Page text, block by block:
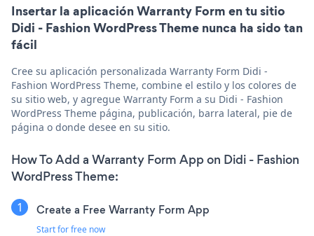
Insertar la aplicación Warranty Form en tu sitio
Didi - Fashion WordPress Theme nunca ha sido tan
fácil
Cree su aplicación personalizada Warranty Form Didi -
Fashion WordPress Theme, combine el estilo y los colores de
su sitio web, y agregue Warranty Form a su Didi - Fashion
WordPress Theme página, publicación, barra lateral, pie de
página o donde desee en su sitio.
How To Add a Warranty Form App on Didi - Fashion
WordPress Theme:
Create a Free Warranty Form App
Start for free now